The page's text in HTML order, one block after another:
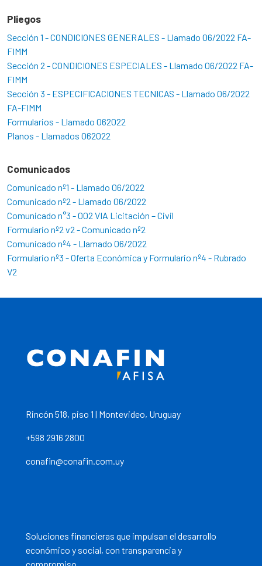
Pliegos
Sección 1 - CONDICIONES GENERALES - Llamado 06/2022 FA-
FIMM
Sección 2 - CONDICIONES ESPECIALES - Llamado 06/2022 FA-
FIMM
Sección 3 - ESPECIFICACIONES TECNICAS - Llamado 06/2022
FA-FIMM
Formularios - Llamado 062022
Planos - Llamados 062022
Comunicados
Comunicado nº1 - Llamado 06/2022
Comunicado nº2 - Llamado 06/2022
Comunicado n°3 - 002 VIA Licitación – Civil
Formulario nº2 v2 - Comunicado nº2
Comunicado nº4 - Llamado 06/2022
Formulario nº3 - Oferta Económica y Formulario nº4 - Rubrado
V2
Rincón 518, piso 1 | Montevideo, Uruguay
+598 2916 2800
conafin@conafin.com.uy
Soluciones financieras que impulsan el desarrollo
económico y social, con transparencia y